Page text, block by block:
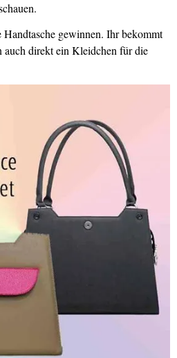
gewinnen. Ihr bekommt
auch direkt ein Kleidchen für die